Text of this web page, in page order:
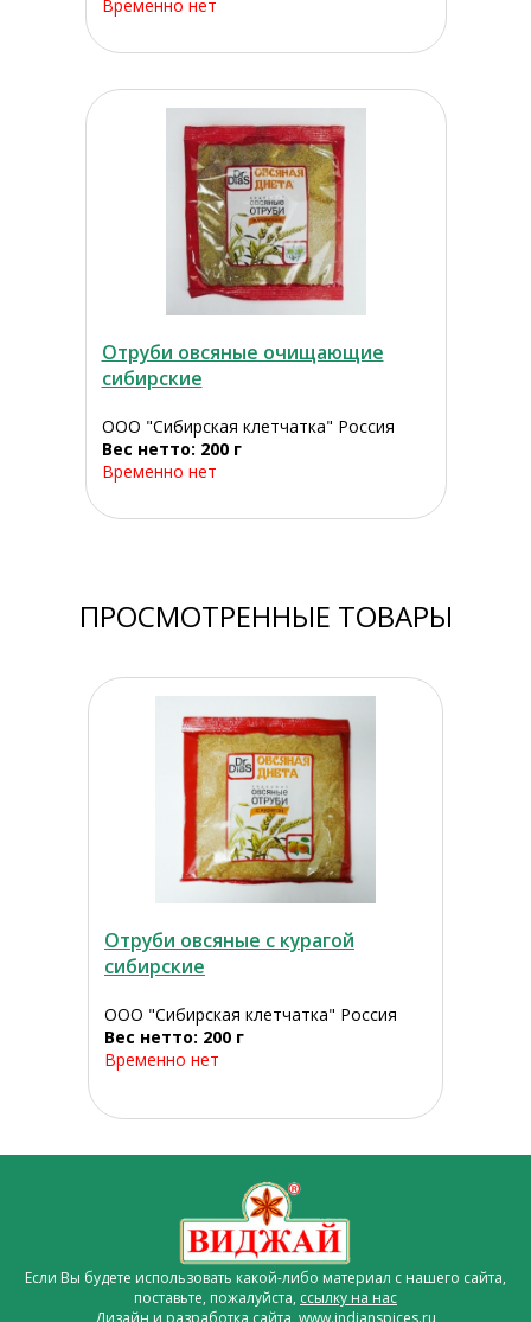
Временно нет
Отруби овсяные очищающие
сибирские
ООО "Сибирская клетчатка" Россия
Вес нетто: 200 г
Временно нет
ПРОСМОТРЕННЫЕ ТОВАРЫ
Отруби овсяные с курагой
сибирские
ООО "Сибирская клетчатка" Россия
Вес нетто: 200 г
Временно нет
Если Вы будете использовать какой-либо материал с нашего сайта,
поставьте, пожалуйста, ссылку на нас